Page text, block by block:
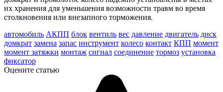
их хранения для уменьшения возможности травм во время
столкновения или внезапного торможения.
автомобиль АКПП блок вентиль вес давление двигатель диск
домкрат замена запас инструмент колесо контакт КПП момент
момент затяжки монтаж сигнал соединение тормоз установка
фиксатор
Оцените статью